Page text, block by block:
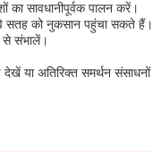
सावधानीपूर्वक पालन करें।
वे सतह को नुकसान पहुंचा सकते हैं।
से संभालें।
अतिरिक्त समर्थन संसाधनों